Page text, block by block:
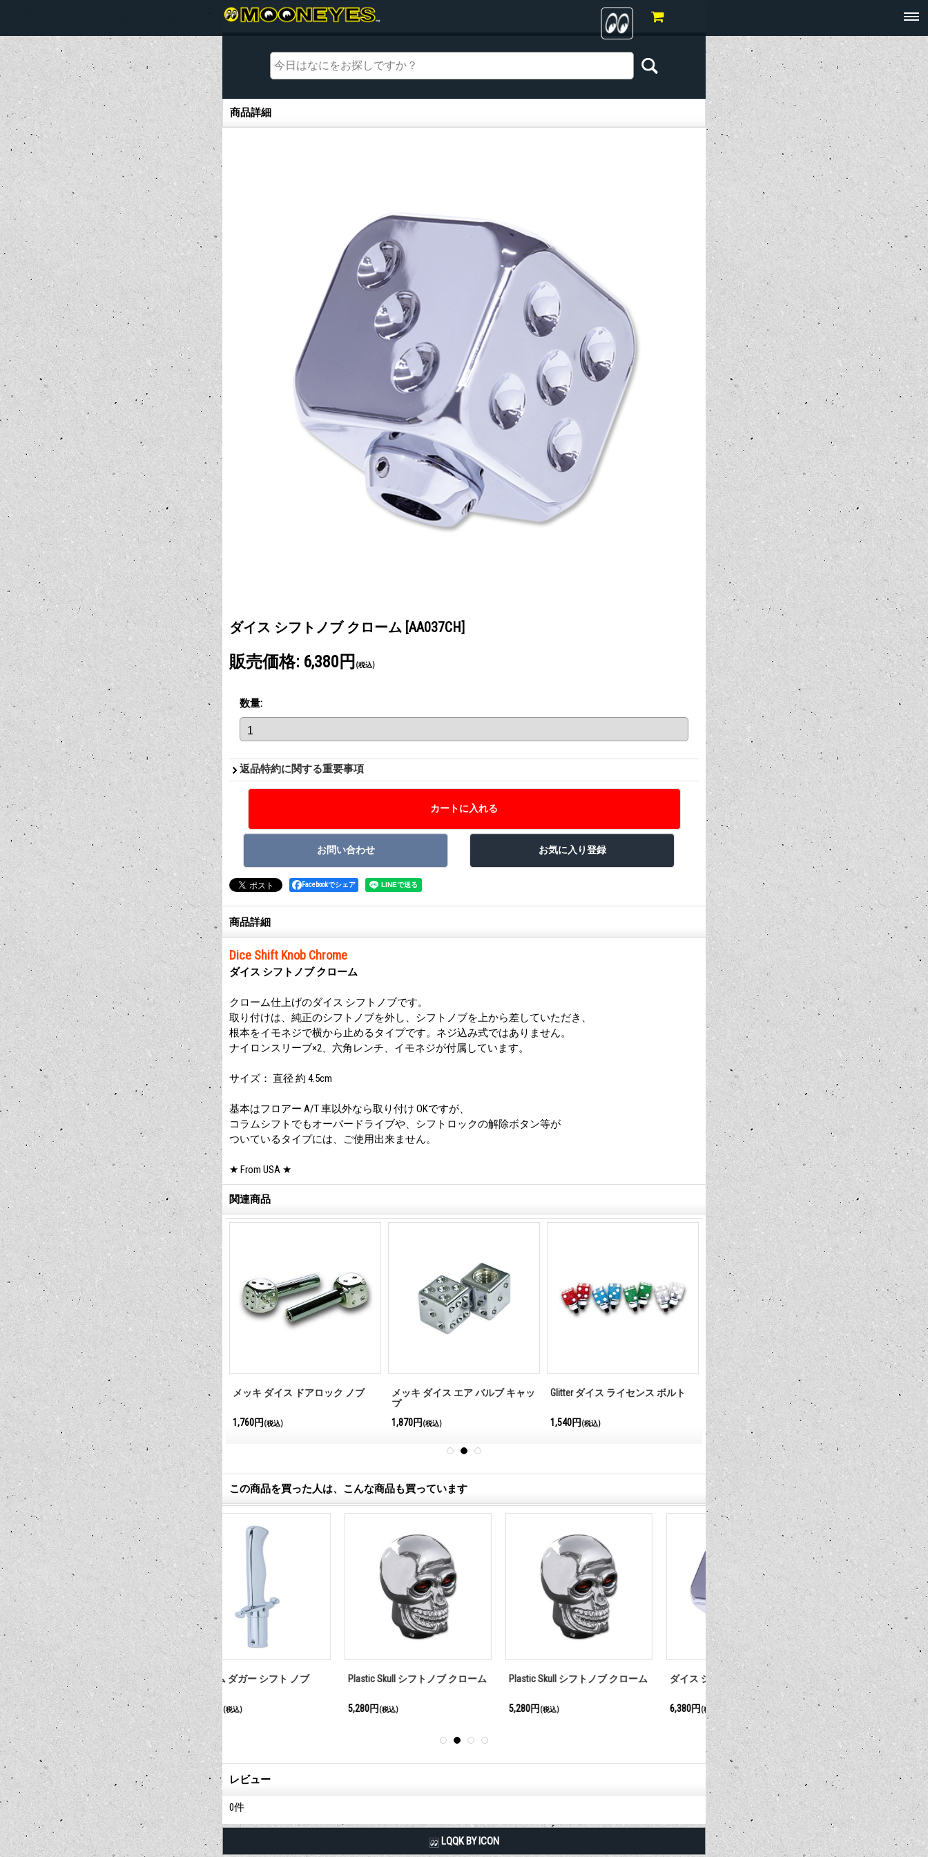
商品詳細
商品詳細
ダイス シフトノブ クローム [AA037CH]
販売価格: 6,380円 (税込)
数量:
返品特約に関する重要事項
Facebookでシェア
商品詳細
Dice Shift Knob Chrome
ダイス シフトノブ クローム
クローム仕上げのダイス シフトノブです。
取り付けは、純正のシフトノブを外し、シフトノブを上から差していただき、
根本をイモネジで横から止めるタイプです。ネジ込み式ではありません。
ナイロンスリーブ×2、六角レンチ、イモネジが付属しています。
サイズ： 直径 約 4.5cm
基本はフロアー A/T 車以外なら取り付け OKですが、
コラムシフトでもオーバードライブや、シフトロックの解除ボタン等が
ついているタイプには、ご使用出来ません。
★ From USA ★
関連商品
ブ
グリッター ダイス ドアロック ノ
ブ
1,650円(税込)
メッキ ダイス ドアロック ノブ
1,760円 (税込)
メッキ ダイス エア バルブ キャッ
プ
1,870円 (税込)
Glitter ダイス ライセンス ボルト
1,540円 (税込)
ダイス ライセンス ボルト
1,540円 (税込)
メッキ ダイ
1,760円 (税込)
この商品を買った人は、こんな商品も買っています
ルダー クローム ダガー シフト ノブ
13,200円 (税込)
Plastic Skull シフトノブ クローム
5,280円
Plastic Skull シフトノブ クローム
5,280円
ダイス シフトノブ クローム
6,380円
MOONEYES クローム ボール シフ
トノブ MOON
2,750円
(税込)
トノブ
2,750円 (税込)
レビュー
0件
LQQK BY ICON